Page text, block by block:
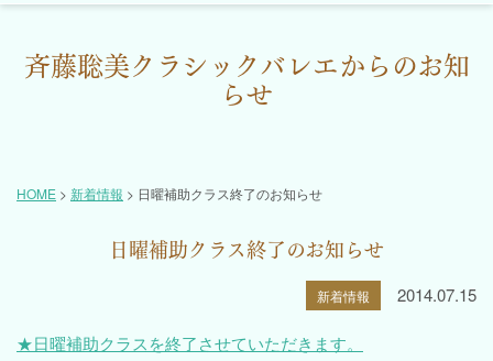
斉藤聡美クラシックバレエからのお知
らせ
HOME > 新着情報 > 日曜補助クラス終了のお知らせ
日曜補助クラス終了のお知らせ
新着情報 2014.07.15
★日曜補助クラスを終了させていただきます。